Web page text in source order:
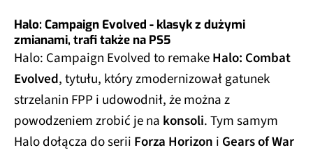
Halo: Campaign Evolved - klasyk z dużymi
zmianami, trafi także na PS5
Halo: Campaign Evolved to remakeHalo: Combat
Evolved, tytułu, który zmodernizował gatunek
strzelanin FPP i udowodnił, że można z
powodzeniem zrobić je na konsoli. Tym samym
Halo dołącza do serii Forza Horizon i Gears of War